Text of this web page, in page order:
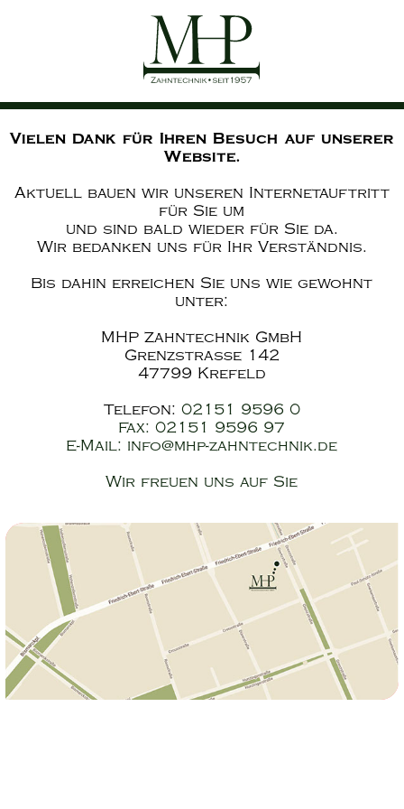
Vielen Dank für Ihren Besuch auf unserer
Website.
Aktuell bauen wir unseren Internetauftritt
für Sie um
und sind bald wieder für Sie da.
Wir bedanken uns für Ihr Verständnis.
Bis dahin erreichen Sie uns wie gewohnt
unter:
MHP Zahntechnik GmbH
Grenzstraße 142
47799 Krefeld
Telefon: 02151 9596 0
Fax: 02151 9596 97
E-Mail: info@mhp-zahntechnik.de
Wir freuen uns auf Sie